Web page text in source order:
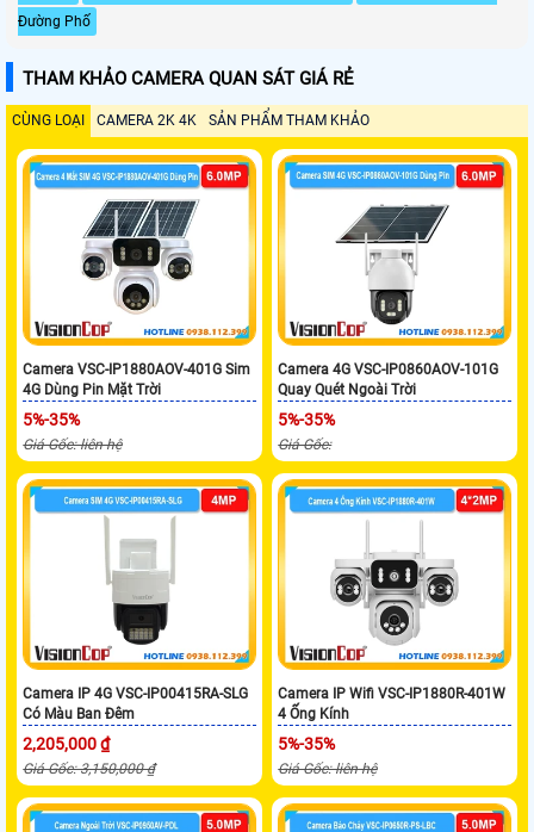
Đường Phố
THAM KHẢO CAMERA QUAN SÁT GIÁ RẺ
CÙNG LOẠI CAMERA 2K 4K SẢN PHẨM THAM KHẢO
Camera VSC-IP1880AOV-401G Sim
4G Dùng Pin Mặt Trời
5%-35%
Giá Gốc: liên hệ
Camera 4G VSC-IP0860AOV-101G
Quay Quét Ngoài Trời
5%-35%
Giá Gốc:
Camera IP 4G VSC-IP00415RA-SLG
Có Màu Ban Đêm
2,205,000 ₫
Giá Gốc: 3,150,000 ₫
Camera IP Wifi VSC-IP1880R-401W
4 Ống Kính
5%-35%
Giá Gốc: liên hệ